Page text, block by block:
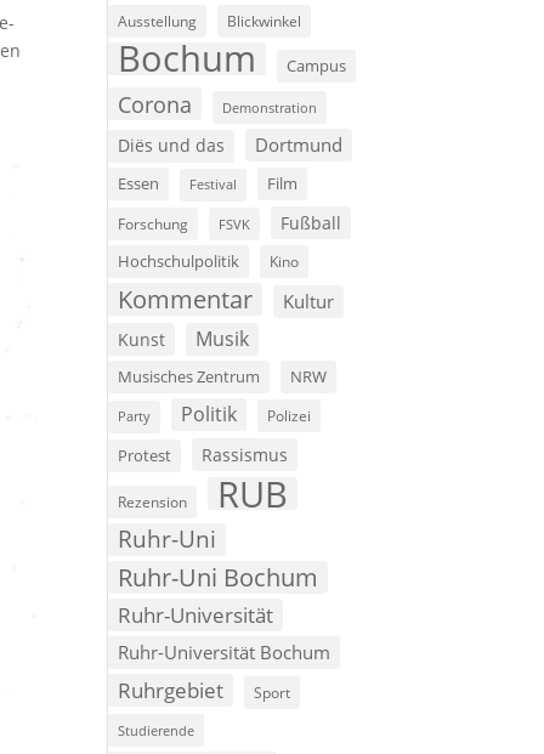
Ausstellung Blickwinkel
Bochum Campus
Corona Demonstration
Diës und das Dortmund
Essen Festival Film
Forschung FSVK Fußball
Hochschulpolitik Kino
Kommentar Kultur
Kunst Musik
Musisches Zentrum NRW
Party Politik Polizei
Protest Rassismus
Rezension RUB
Ruhr-Uni
Ruhr-Uni Bochum
Ruhr-Universität
Ruhr-Universität Bochum
Ruhrgebiet Sport
Studierende